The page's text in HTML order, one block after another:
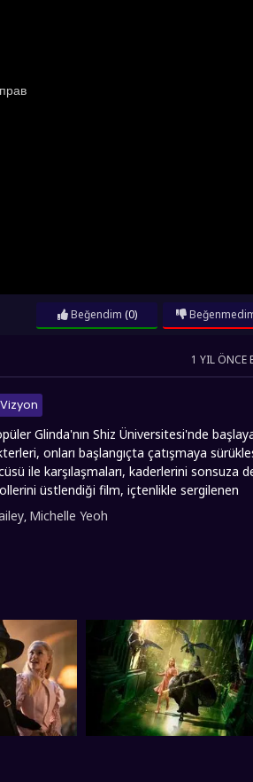
Beğendim (0)
1 YIL ÖNCE
Vizyon
Glinda'nın Shiz Üniversitesi'nde
onları başlangıçta çatışmaya
ile karşılaşmaları, kaderlerini sonsuza
üstlendiği film, içtenlikle sergilenen
şekilleniyor. Glinda'nın popülerlik ve
kalma konusundaki kararlılığı, onu
Wicked, filmini sizlere full hd 1080p
, Michelle Yeoh